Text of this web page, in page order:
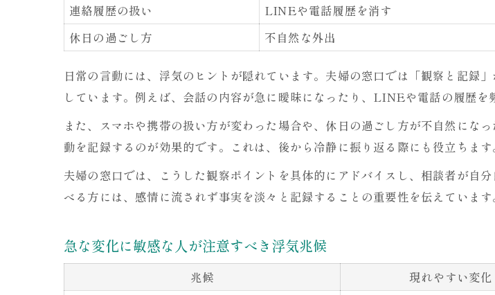
プライバシー侵害にな
夫婦の窓口ならではのセル
専門家の視点から浮気
浮気調査で得られる安
連絡履歴の扱い
LINEや電話履歴を消す
休日の過ごし方
不自然な外出
日常の言動には、浮気のヒントが隠れています。夫婦の窓口では「観察と記録
しています。例えば、会話の内容が急に曖昧になったり、LINEや電話の履歴を
また、スマホや携帯の扱い方が変わった場合や、休日の過ごし方が不自然にな
動を記録するのが効果的です。これは、後から冷静に振り返る際にも役立ちます
夫婦の窓口では、こうした観察ポイントを具体的にアドバイスし、相談者が自
べる方には、感情に流されず事実を淡々と記録することの重要性を伝えています
急な変化に敏感な人が注意すべき浮気兆候
兆候 現れやすい変化